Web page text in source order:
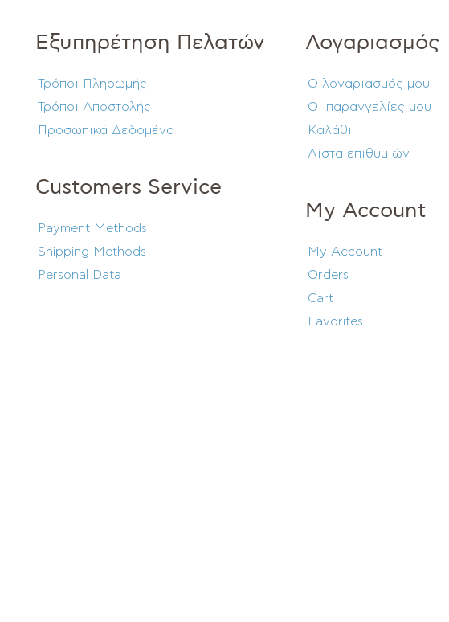
Εξυπηρέτηση Πελατών
Τρόποι Πληρωμής
Τρόποι Αποστολής
Προσωπικά Δεδομένα
Customers Service
Payment Methods
Shipping Methods
Personal Data
Λογαριασμός
Ο λογαριασμός μου
Οι παραγγελίες μου
Καλάθι
Λίστα επιθυμιών
My Account
My Account
Orders
Cart
Favorites